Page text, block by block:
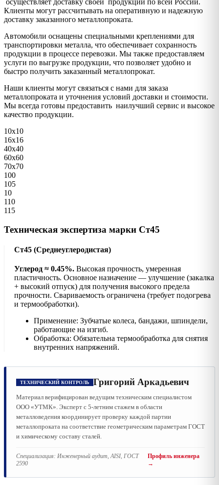
Клиенты могут рассчитывать на оперативную и надежную
доставку заказанного металлопроката.
Автомобили оснащены специальными креплениями для
транспортировки металла, что обеспечивает сохранность
продукции в процессе перевозки. Мы также предоставляем
услуги по выгрузке продукции, что позволяет удобно и
быстро получить заказанный металлопрокат.
Наши клиенты могут связаться с нами для заказа
металлопроката и уточнения условий доставки и стоимости.
Мы всегда готовы предоставить наилучший сервис и высокое
качество продукции.
10х10
16х16
40х40
60х60
70х70
100
105
10
110
115
Техническая экспертиза марки Ст45
Ст45 (Среднеуглеродистая)
Углерод ≈ 0.45%. Высокая прочность, умеренная
пластичность. Основное назначение — улучшение (закалка
+ высокий отпуск) для получения высокого предела
прочности. Свариваемость ограничена (требует подогрева
и термообработки).
Применение: Зубчатые колеса, бандажи, шпиндели,
работающие на изгиб.
Обработка: Обязательна термообработка для снятия
внутренних напряжений.
ТЕХНИЧЕСКИЙ КОНТРОЛЬ Григорий Аркадьевич
Материал верифицирован ведущим техническим специалистом
ООО «УТМК». Эксперт с 5-летним стажем в области
металловедения координирует проверку каждой партии
металлопроката на соответствие геометрическим параметрам ГОСТ
и химическому составу сталей.
Специализация: Инженерный аудит, AISI, ГОСТ
2590
Профиль инженера
→